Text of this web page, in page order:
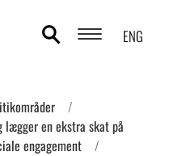
ENG
ANALYSER
lægger en ekstra skat på
engagement